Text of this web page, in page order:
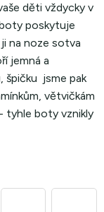
děti vždycky v
poskytuje
na noze sotva
jemná a
špičku jsme pak
větvičkám
tyhle boty vznikly